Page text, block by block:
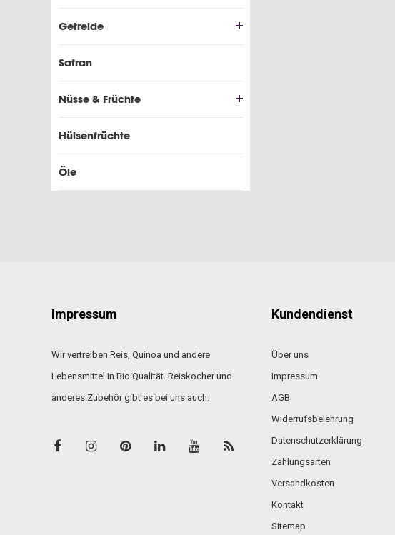
Getreide
Safran
Nüsse & Früchte
Hülsenfrüchte
Öle
Impressum
Wir vertreiben Reis, Quinoa und andere
Lebensmittel in Bio Qualität. Reiskocher und
anderes Zubehör gibt es bei uns auch.
Kundendienst
Über uns
Impressum
AGB
Widerrufsbelehrung
Datenschutzerklärung
Zahlungsarten
Versandkosten
Kontakt
Sitemap